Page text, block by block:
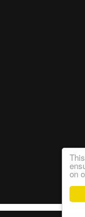
on